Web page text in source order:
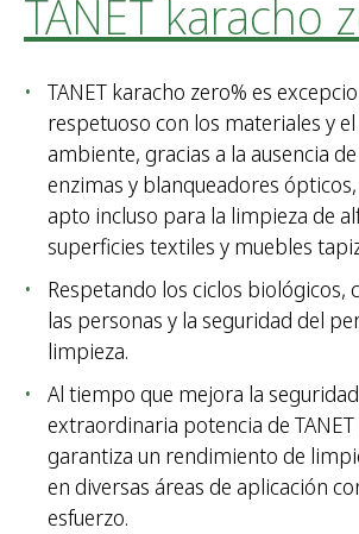
TANET karacho
TANET karacho zero% es
respetuoso con los materiales y
ambiente, gracias a la ausencia
enzimas y blanqueadores
apto incluso para la limpieza de
superficies textiles y muebles
Respetando los ciclos biológicos,
las personas y la seguridad del
limpieza.
Al tiempo que mejora la
extraordinaria potencia de
garantiza un rendimiento de
en diversas áreas de aplicación
esfuerzo.